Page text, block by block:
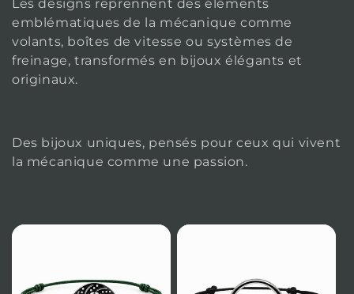
:
Les designs reprennent des éléments
emblématiques de la mécanique comme
volants, boîtes de vitesse ou systèmes de
freinage, transformés en bijoux élégants et
originaux.
Des bijoux uniques, pensés pour ceux qui vivent
la mécanique comme une passion.